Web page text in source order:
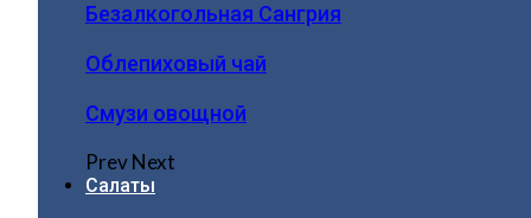
Безалкогольная Сангрия
Облепиховый чай
Смузи овощной
PrevNext
Салаты